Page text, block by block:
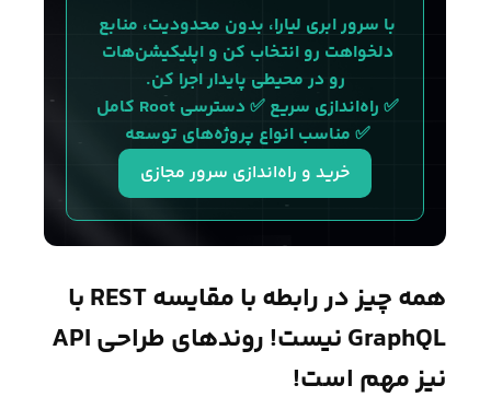
با سرور ابری لیارا، بدون محدودیت، منابع
دلخواهت رو انتخاب کن و اپلیکیشن‌هات
رو در محیطی پایدار اجرا کن.
✅ راه‌اندازی سریع ✅ دسترسی Root کامل
✅ مناسب انواع پروژه‌های توسعه
خرید و راه‌اندازی سرور مجازی
همه چیز در رابطه با مقایسه REST با
GraphQL نیست! روند‌های طراحی API
نیز مهم است!